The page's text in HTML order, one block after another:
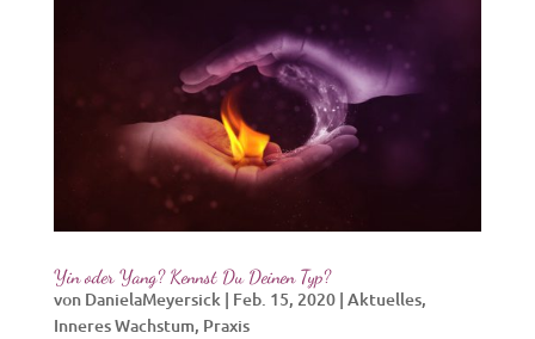
Yin oder Yang? Kennst Du Deinen Typ?
von DanielaMeyersick| Feb. 15, 2020| Aktuelles,
Inneres Wachstum, Praxis